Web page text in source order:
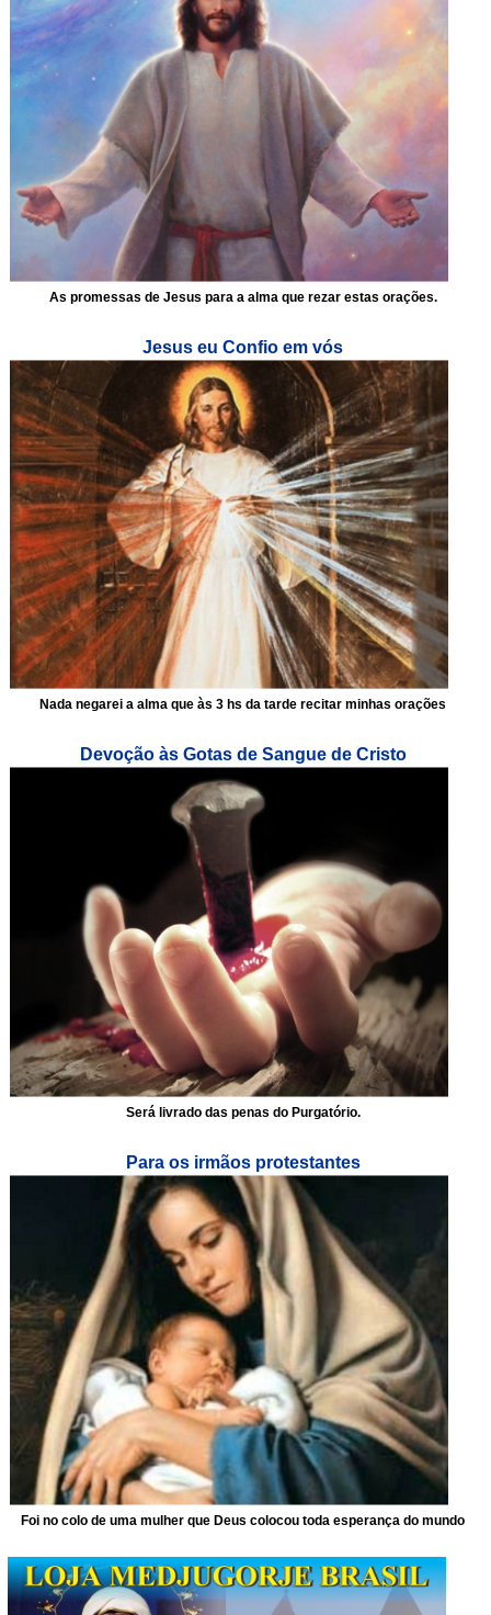
As promessas de Jesus para a alma que rezar estas orações.
Jesus eu Confio em vós
Nada negarei a alma que às 3 hs da tarde recitar minhas orações
Devoção às Gotas de Sangue de Cristo
Será livrado das penas do Purgatório.
Para os irmãos protestantes
Foi no colo de uma mulher que Deus colocou toda esperança do mundo